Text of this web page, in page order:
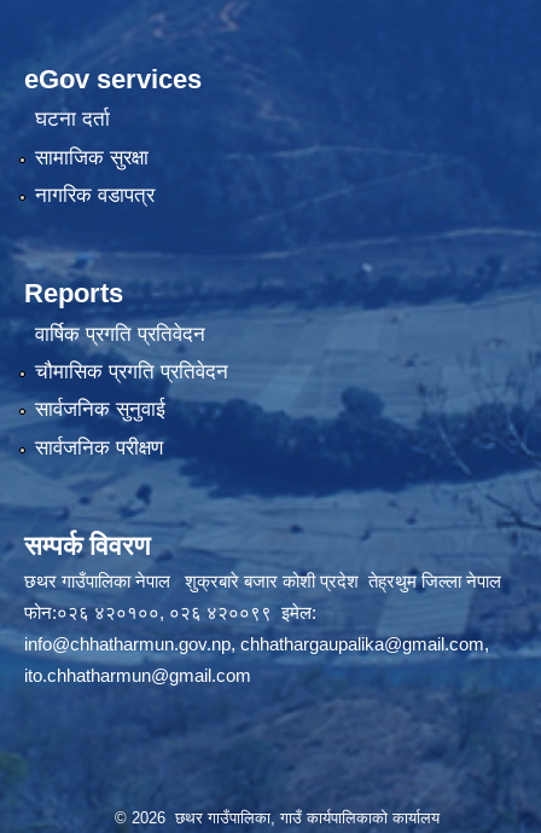
eGov services
घटना दर्ता
सामाजिक सुरक्षा
नागरिक वडापत्र
Reports
वार्षिक प्रगति प्रतिवेदन
चौमासिक प्रगति प्रतिवेदन
सार्वजनिक सुनुवाई
सार्वजनिक परीक्षण
सम्पर्क विवरण
छथर गाउँपालिका नेपाल शुक्रबारे बजार कोशी प्रदेश तेह्रथुम जिल्ला नेपाल
फोन:०२६ ४२०१००, ०२६ ४२००९९ इमेल:
info@chhatharmun.gov.np, chhathargaupalika@gmail.com,
ito.chhatharmun@gmail.com
© 2026 छथर गाउँपालिका, गाउँ कार्यपालिकाको कार्यालय